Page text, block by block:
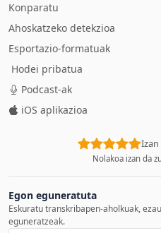
Konparatu
Ahoskatzeko detekzioa
Esportazio-formatuak
Hodei pribatua
Podcast-ak
iOS aplikazioa
Nolakoa izan da
Egon eguneratuta
Eskuratu transkribapen-aholkuak,
eguneratzeak.